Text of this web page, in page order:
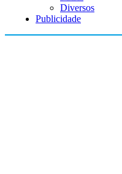
Diversos
Publicidade